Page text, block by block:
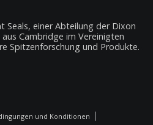
Seals, einer Abteilung der Dixon
Cambridge im Vereinigten
Spitzenforschung und Produkte.
und Konditionen